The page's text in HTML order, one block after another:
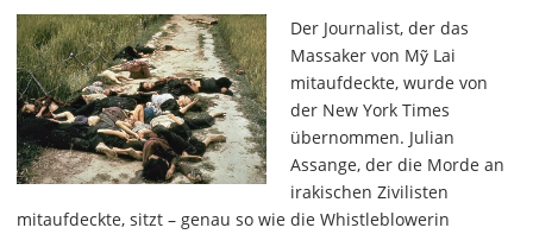
Der Journalist, der das
Massaker von Mỹ Lai
mitaufdeckte, wurde von
der New York Times
übernommen. Julian
Assange, der die Morde an
irakischen Zivilisten
mitaufdeckte, sitzt – genau so wie die Whistleblowerin